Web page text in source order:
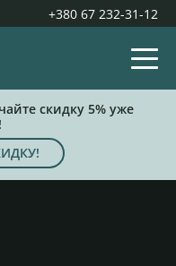
+380 67 232-31-12
скидку 5% уже